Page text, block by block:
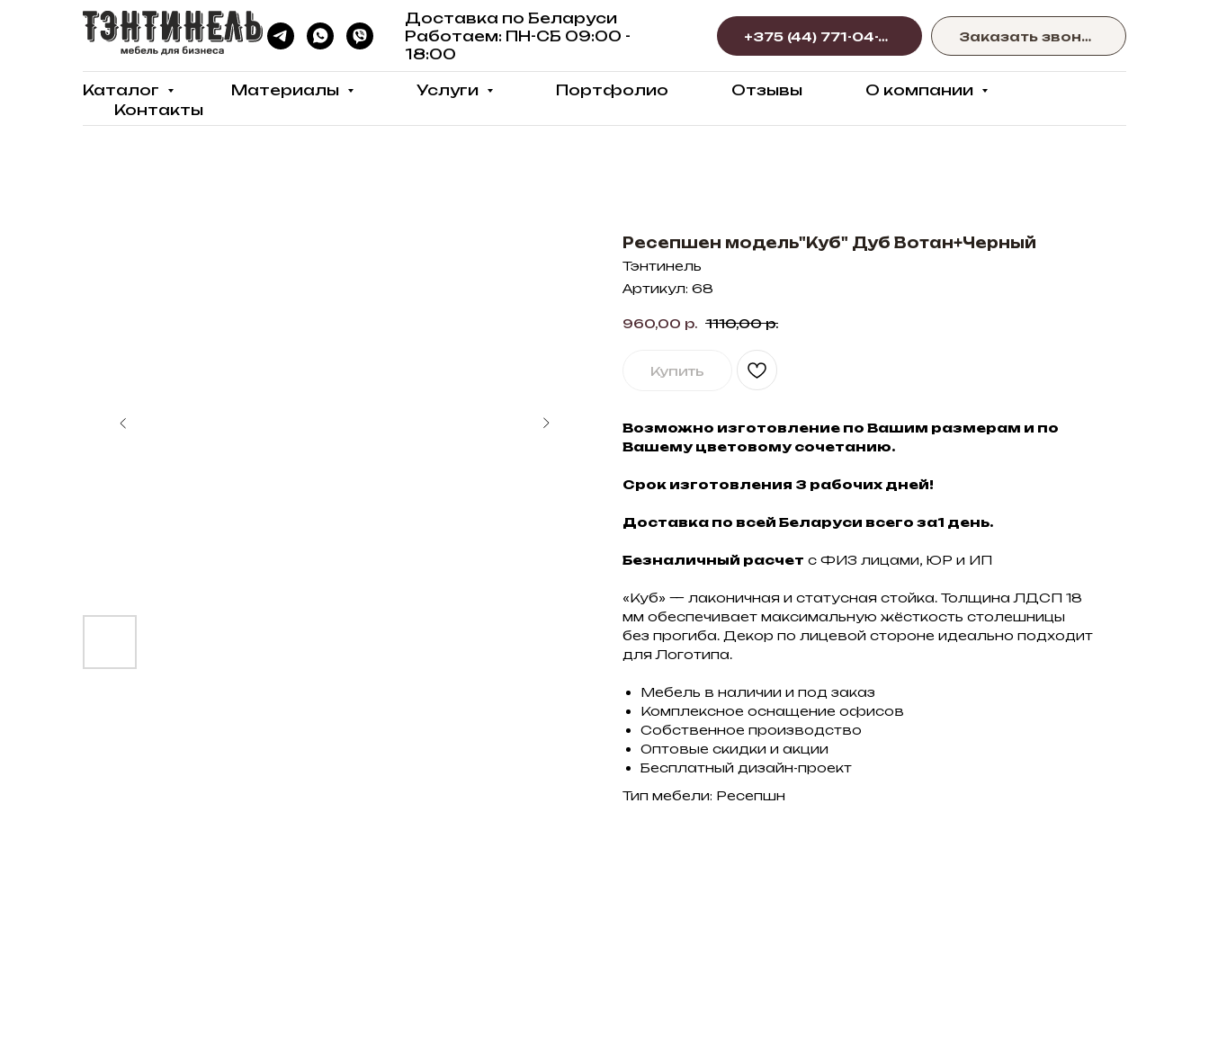
Доставка по Беларуси
Работаем: ПН-СБ 09:00 -
18:00
+375 (44) 771-04-77 Заказать звонок
Каталог Материалы Услуги Портфолио Отзывы
О компании
Контакты
Ресепшен модель"Куб" Дуб Вотан+Черный
Тэнтинель
Артикул: 68
960,00 р. 1110,00 р.
Купить
Возможно изготовление по Вашим размерам и по
Вашему цветовому сочетанию.
Срок изготовления 3 рабочих дней!
Доставка по всей Беларуси всего за1 день.
Безналичный расчет с ФИЗ лицами, ЮР и ИП
«Куб» — лаконичная и статусная стойка. Толщина ЛДСП 18
мм обеспечивает максимальную жёсткость столешницы
без прогиба. Декор по лицевой стороне идеально подходит
для Логотипа.
Мебель в наличии и под заказ
Комплексное оснащение офисов
Собственное производство
Оптовые скидки и акции
Бесплатный дизайн-проект
Тип мебели: Ресепшн